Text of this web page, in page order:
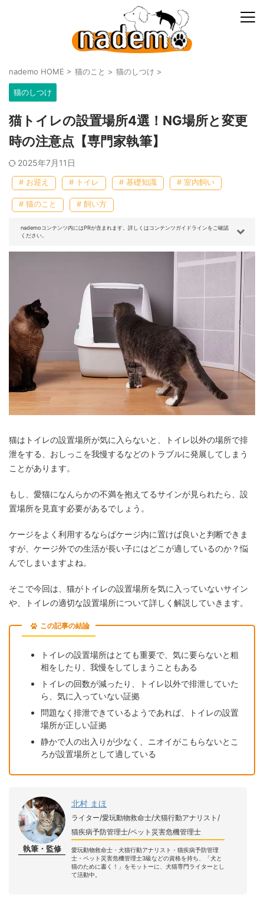
nademo HOME > 猫のこと > 猫のしつけ >
猫のしつけ
猫トイレの設置場所4選！NG場所と変更
時の注意点【専門家執筆】
2025年7月11日
# お迎え # トイレ # 基礎知識 # 室内飼い
# 猫のこと # 飼い方
nademoコンテンツ内にはPRが含まれます。詳しくはコンテンツガイドラインをご確認
ください。
猫はトイレの設置場所が気に入らないと、トイレ以外の場所で排
泄をする、おしっこを我慢するなどのトラブルに発展してしまう
ことがあります。
もし、愛猫になんらかの不満を抱えてるサインが見られたら、設
置場所を見直す必要があるでしょう。
ケージをよく利用するならばケージ内に置けば良いと判断できま
すが、ケージ外での生活が長い子にはどこが適しているのか？悩
んでしまいますよね。
そこで今回は、猫がトイレの設置場所を気に入っていないサイン
や、トイレの適切な設置場所について詳しく解説していきます。
この記事の結論
トイレの設置場所はとても重要で、気に要らないと粗
相をしたり、我慢をしてしまうこともある
トイレの回数が減ったり、トイレ以外で排泄していた
ら、気に入っていない証拠
問題なく排泄できているようであれば、トイレの設置
場所が正しい証拠
静かで人の出入りが少なく、ニオイがこもらないとこ
ろが設置場所として適している
執筆・監修
北村 まほ
ライター/愛玩動物救命士/犬猫行動アナリスト/
猫疾病予防管理士/ペット災害危機管理士
愛玩動物救命士・犬猫行動アナリスト・猫疾病予防管理
士・ペット災害危機管理士3級などの資格を持ち、「犬と
猫のために書く！」をモットーに、犬猫専門ライターとし
て活動中。